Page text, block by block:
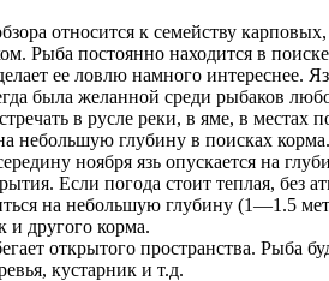
относится к семейству
Рыба постоянно находится в
ее ловлю намного интереснее.
была желанной среди рыбаков
в русле реки, в яме, в местах
небольшую глубину в поисках корма.
ноября язь опускается на
Если погода стоит теплая, без
на небольшую глубину (1—1.5
и другого корма.
открытого пространства. Рыба
кустарник и т.д.